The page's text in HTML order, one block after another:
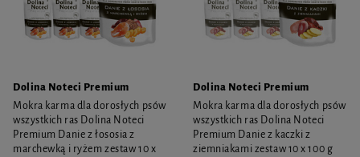
Dolina Noteci Premium
Mokra karma dla dorosłych psów
wszystkich ras Dolina Noteci
Premium Danie z łososia z
marchewką i ryżem zestaw 10 x
Dolina Noteci Premium
Mokra karma dla dorosłych psów
wszystkich ras Dolina Noteci
Premium Danie z kaczki z
ziemniakami zestaw 10 x 100 g